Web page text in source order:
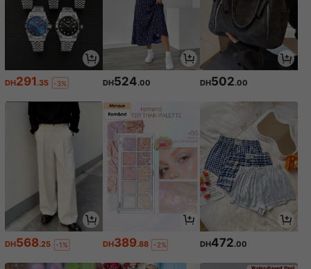
DH291.35 -3% DH524.00 DH502.00
DH568.25 -1% DH389.88 -2% DH472.00